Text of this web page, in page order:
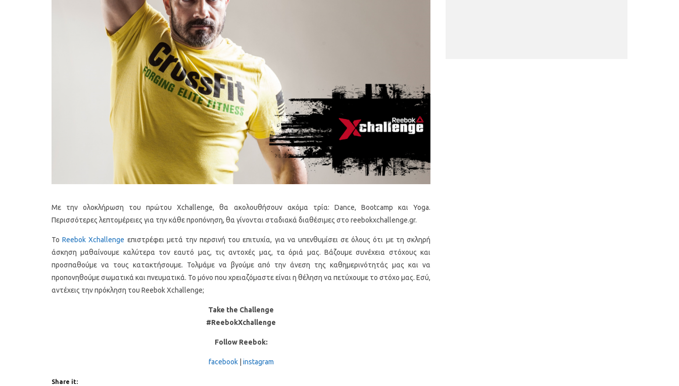
Με την ολοκλήρωση του πρώτου Xchallenge, θα ακολουθήσουν ακόμα τρία: Dance, Bootcamp και Yoga.
Περισσότερες λεπτομέρειες για την κάθε προπόνηση, θα γίνονται σταδιακά διαθέσιμες στο reebokxchallenge.gr.
ΤοReebok Xchallenge επιστρέφει μετά την περσινή του επιτυχία, για να υπενθυμίσει σε όλους ότι με τη σκληρή
άσκηση μαθαίνουμε καλύτερα τον εαυτό μας, τις αντοχές μας, τα όριά μας. Βάζουμε συνέχεια στόχους και
προσπαθούμε να τους κατακτήσουμε. Τολμάμε να βγούμε από την άνεση της καθημερινότητάς μας και να
προπονηθούμε σωματικά και πνευματικά. Το μόνο που χρειαζόμαστε είναι η θέληση να πετύχουμε το στόχο μας. Εσύ,
αντέχεις την πρόκληση του Reebok Xchallenge;
Take the Challenge
#ReebokXchallenge
Follow Reebok:
facebook| instagram
Share it: